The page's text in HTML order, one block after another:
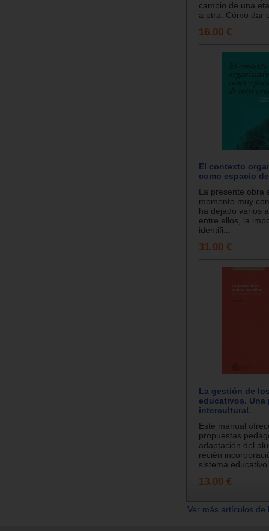
cambio de una
a otra. Cómo dar
16.00 €
El contexto
como espacio
La presente obra
momento muy
ha dejado varios
entre ellos, la
identifi...
31.00 €
La gestión de
educativos. Una
intercultural.
Este manual
propuestas
adaptación del
recién
sistema
13.00 €
Ver más artículos